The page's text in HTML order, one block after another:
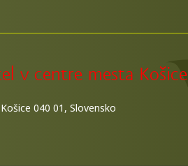
v centre mesta Košice
040 01, Slovensko